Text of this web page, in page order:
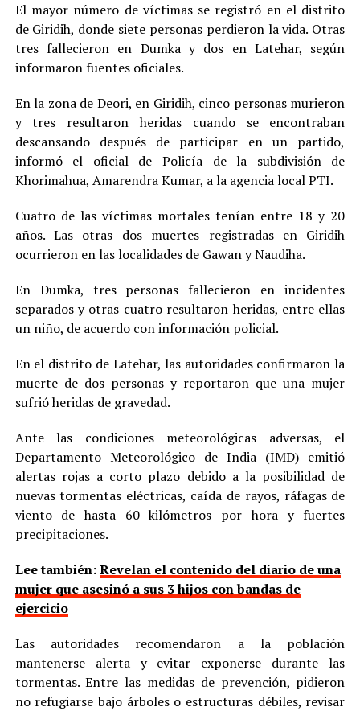
El mayor número de víctimas se registró en el distrito
de Giridih, donde siete personas perdieron la vida. Otras
tres fallecieron en Dumka y dos en Latehar, según
informaron fuentes oficiales.
En la zona de Deori, en Giridih, cinco personas murieron
y tres resultaron heridas cuando se encontraban
descansando después de participar en un partido,
informó el oficial de Policía de la subdivisión de
Khorimahua, Amarendra Kumar, a la agencia local PTI.
Cuatro de las víctimas mortales tenían entre 18 y 20
años. Las otras dos muertes registradas en Giridih
ocurrieron en las localidades de Gawan y Naudiha.
En Dumka, tres personas fallecieron en incidentes
separados y otras cuatro resultaron heridas, entre ellas
un niño, de acuerdo con información policial.
En el distrito de Latehar, las autoridades confirmaron la
muerte de dos personas y reportaron que una mujer
sufrió heridas de gravedad.
Ante las condiciones meteorológicas adversas, el
Departamento Meteorológico de India (IMD) emitió
alertas rojas a corto plazo debido a la posibilidad de
nuevas tormentas eléctricas, caída de rayos, ráfagas de
viento de hasta 60 kilómetros por hora y fuertes
precipitaciones.
Lee también:Revelan el contenido del diario de una
mujer que asesinó a sus 3 hijos con bandas de
ejercicio
Las autoridades recomendaron a la población
mantenerse alerta y evitar exponerse durante las
tormentas. Entre las medidas de prevención, pidieron
no refugiarse bajo árboles o estructuras débiles, revisar